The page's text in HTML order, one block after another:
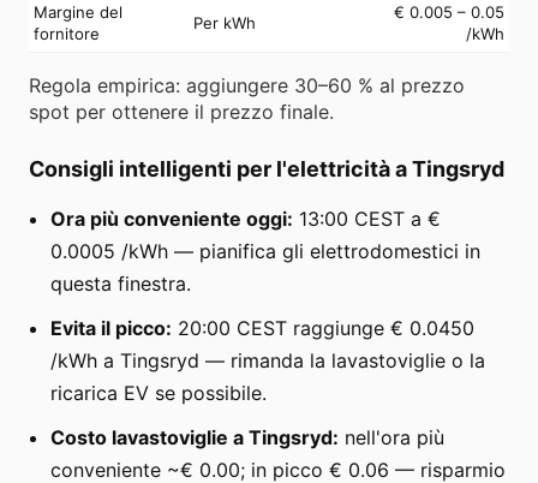
Margine del
fornitore
Per kWh
€ 0.005 – 0.05
/kWh
Regola empirica: aggiungere 30–60 % al prezzo
spot per ottenere il prezzo finale.
Consigli intelligenti per l'elettricità a Tingsryd
Ora più conveniente oggi: 13:00 CEST a €
0.0005 /kWh — pianifica gli elettrodomestici in
questa finestra.
Evita il picco: 20:00 CEST raggiunge € 0.0450
/kWh a Tingsryd — rimanda la lavastoviglie o la
ricarica EV se possibile.
Costo lavastoviglie a Tingsryd: nell'ora più
conveniente ~€ 0.00; in picco € 0.06 — risparmio